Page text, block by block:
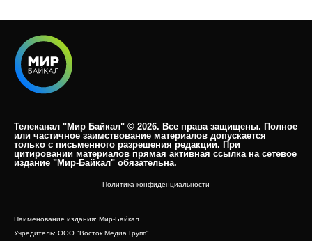
Телеканал "Мир Байкал" © 2026. Все права защищены. Полное
или частичное заимствование материалов допускается
только с письменного разрешения редакции. При
цитировании материалов прямая активная ссылка на сетевое
издание "Мир-Байкал" обязательна.​
Политика конфиденциальности
Наименование издания: Мир-Байкал
Учредитель: ООО "Восток Медиа Групп"